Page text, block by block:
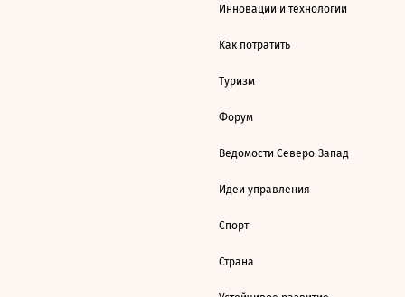
Инновации и технологии
Как потратить
Туризм
Форум
Ведомости Северо-Запад
Идеи управления
Спорт
Страна